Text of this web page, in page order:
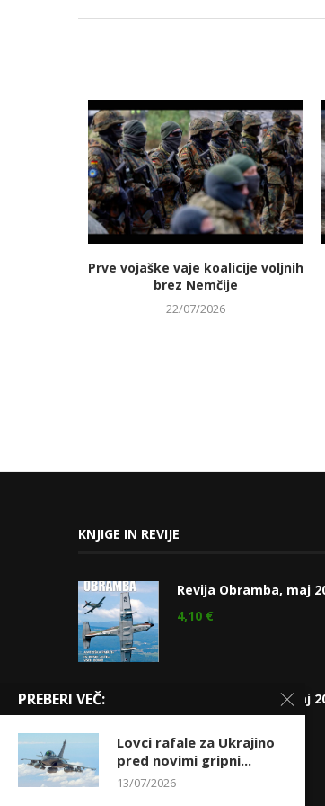
Prve vojaške vaje koalicije voljnih
brez Nemčije
22/07/2026
KNJIGE IN REVIJE
Revija Obramba, maj
4,10 €
Revija Obramba, maj
PREBERI VEČ:
Lovci rafale za Ukrajino
pred novimi gripni...
13/07/2026